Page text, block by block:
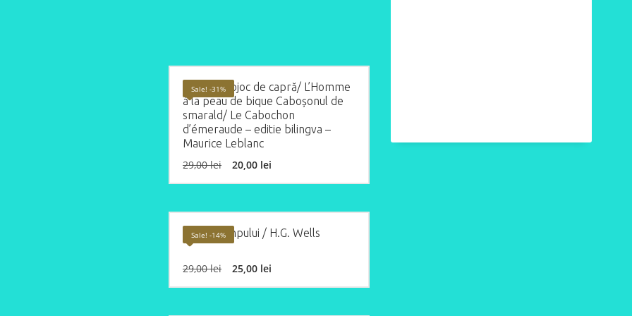
Sale! -31%
Omul cu cojoc de capră/ L’Homme
à la peau de bique Caboșonul de
smarald/ Le Cabochon
d’émeraude – editie bilingva –
Maurice Leblanc
29,00lei Original
price
was:
20,00 lei
is:
Sale! -14%
Mașina timpului / H.G. Wells
29,00lei Original
price
was:
25,00 lei
is: